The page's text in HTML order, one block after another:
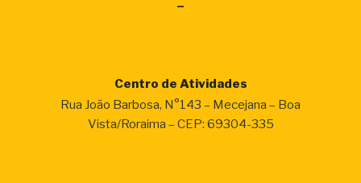
–
Centro de Atividades
Rua João Barbosa, N°143 – Mecejana – Boa
Vista/Roraima – CEP: 69304-335